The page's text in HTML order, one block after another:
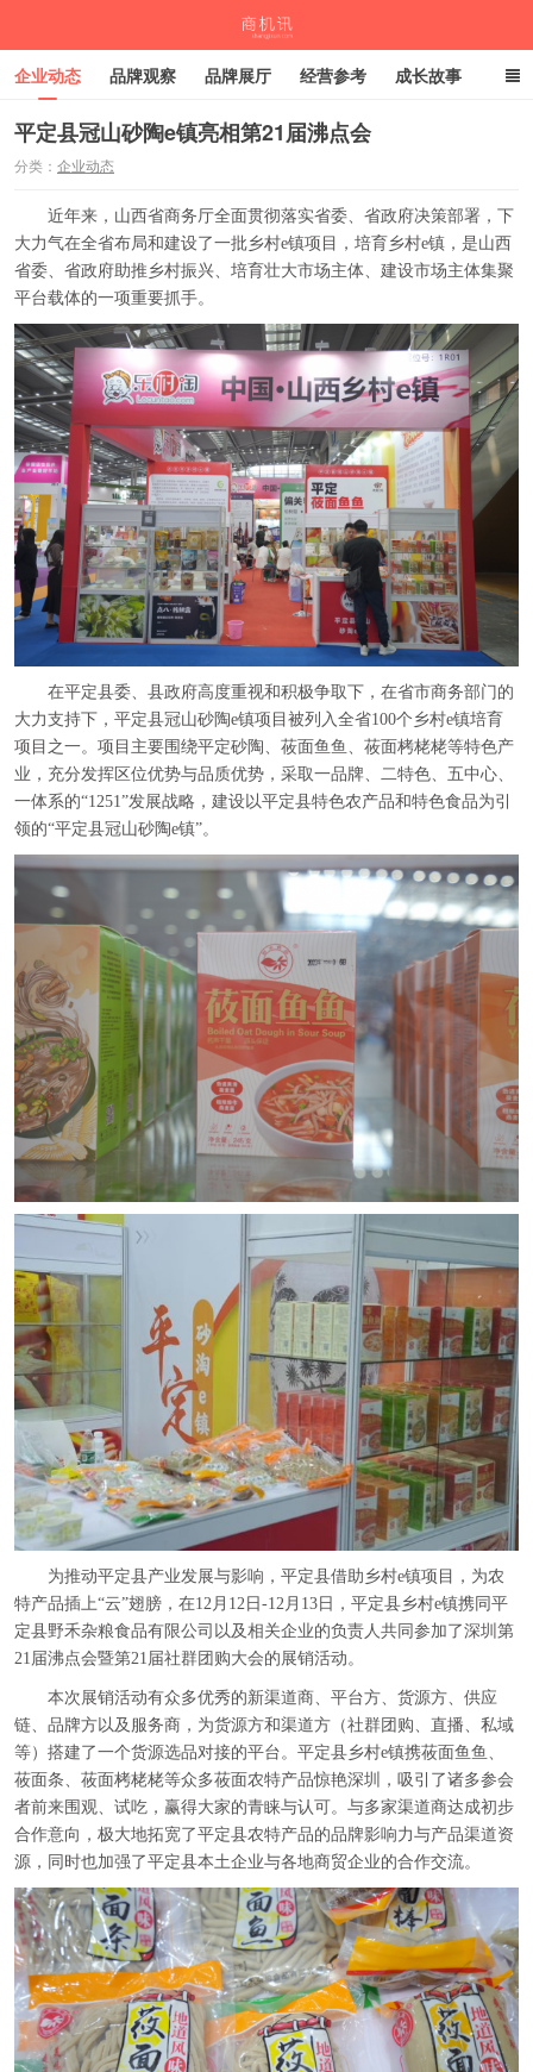
企业动态 品牌观察 品牌展厅 经营参考 成长故事
深度观察 伙伴计划
平定县冠山砂陶e镇亮相第21届沸点会
分类： 企业动态
近年来，山西省商务厅全面贯彻落实省委、省政府决策部署，下
大力气在全省布局和建设了一批乡村e镇项目，培育乡村e镇，是山西
省委、省政府助推乡村振兴、培育壮大市场主体、建设市场主体集聚
平台载体的一项重要抓手。
在平定县委、县政府高度重视和积极争取下，在省市商务部门的
大力支持下，平定县冠山砂陶e镇项目被列入全省100个乡村e镇培育
项目之一。项目主要围绕平定砂陶、莜面鱼鱼、莜面栲栳栳等特色产
业，充分发挥区位优势与品质优势，采取一品牌、二特色、五中心、
一体系的“1251”发展战略，建设以平定县特色农产品和特色食品为引
领的“平定县冠山砂陶e镇”。
为推动平定县产业发展与影响，平定县借助乡村e镇项目，为农
特产品插上“云”翅膀，在12月12日-12月13日，平定县乡村e镇携同平
定县野禾杂粮食品有限公司以及相关企业的负责人共同参加了深圳第
21届沸点会暨第21届社群团购大会的展销活动。
本次展销活动有众多优秀的新渠道商、平台方、货源方、供应
链、品牌方以及服务商，为货源方和渠道方（社群团购、直播、私域
等）搭建了一个货源选品对接的平台。平定县乡村e镇携莜面鱼鱼、
莜面条、莜面栲栳栳等众多莜面农特产品惊艳深圳，吸引了诸多参会
者前来围观、试吃，赢得大家的青睐与认可。与多家渠道商达成初步
合作意向，极大地拓宽了平定县农特产品的品牌影响力与产品渠道资
源，同时也加强了平定县本土企业与各地商贸企业的合作交流。